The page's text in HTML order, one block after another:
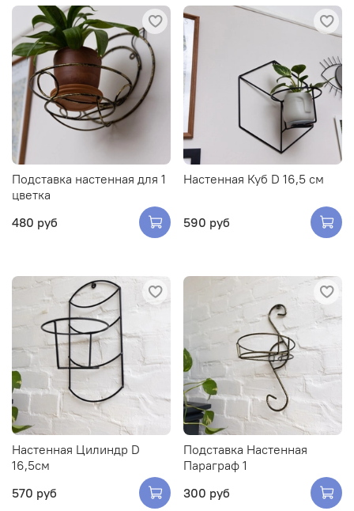
Подставка настенная для 1
цветка
480 руб
Настенная Куб D 16,5 см
590 руб
Настенная Цилиндр D
16,5см
570 руб
Подставка Настенная
Параграф 1
300 руб